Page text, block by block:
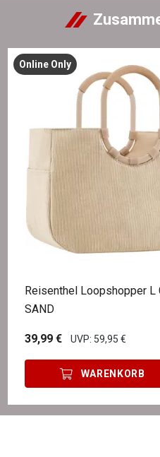
Online Only
Reisenthel Loopshopper L
SAND
39,99 € UVP: 59,95 €
WARENKORB